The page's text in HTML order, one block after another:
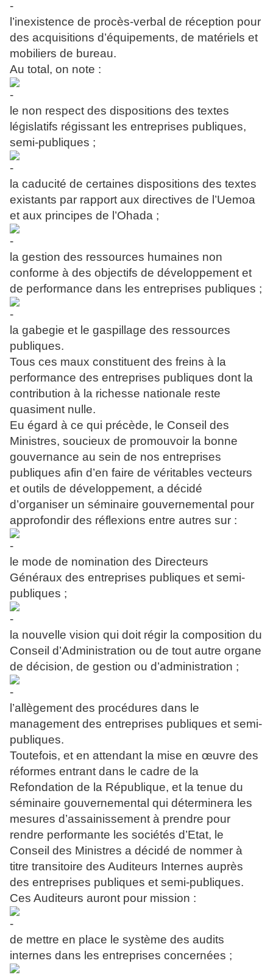
l’inexistence de procès-verbal de réception pour
des acquisitions d’équipements, de matériels et
mobiliers de bureau.
Au total, on note :
le non respect des dispositions des textes
législatifs régissant les entreprises publiques,
semi-publiques ;
la caducité de certaines dispositions des textes
existants par rapport aux directives de l’Uemoa
et aux principes de l’Ohada ;
la gestion des ressources humaines non
conforme à des objectifs de développement et
de performance dans les entreprises publiques ;
la gabegie et le gaspillage des ressources
publiques.
Tous ces maux constituent des freins à la
performance des entreprises publiques dont la
contribution à la richesse nationale reste
quasiment nulle.
Eu égard à ce qui précède, le Conseil des
Ministres, soucieux de promouvoir la bonne
gouvernance au sein de nos entreprises
publiques afin d’en faire de véritables vecteurs
et outils de développement, a décidé
d’organiser un séminaire gouvernemental pour
approfondir des réflexions entre autres sur :
le mode de nomination des Directeurs
Généraux des entreprises publiques et semi-
publiques ;
la nouvelle vision qui doit régir la composition du
Conseil d’Administration ou de tout autre organe
de décision, de gestion ou d’administration ;
l’allègement des procédures dans le
management des entreprises publiques et semi-
publiques.
Toutefois, et en attendant la mise en œuvre des
réformes entrant dans le cadre de la
Refondation de la République, et la tenue du
séminaire gouvernemental qui déterminera les
mesures d’assainissement à prendre pour
rendre performante les sociétés d’Etat, le
Conseil des Ministres a décidé de nommer à
titre transitoire des Auditeurs Internes auprès
des entreprises publiques et semi-publiques.
Ces Auditeurs auront pour mission :
de mettre en place le système des audits
internes dans les entreprises concernées ;